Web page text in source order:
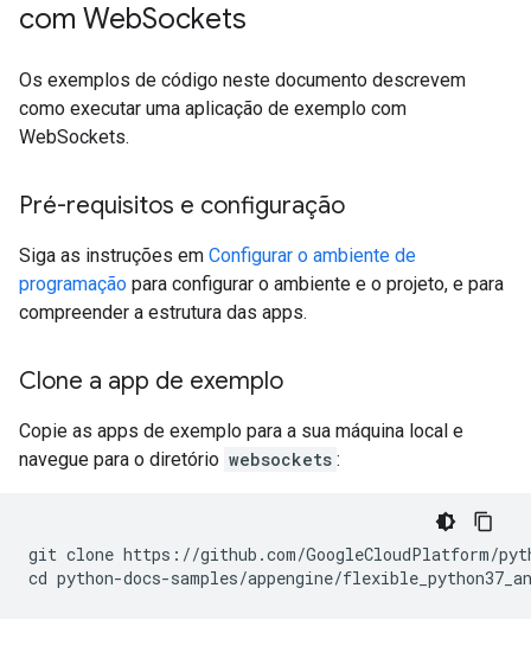
com WebSockets
Os exemplos de código neste documento descrevem
como executar uma aplicação de exemplo com
WebSockets.
Pré-requisitos e configuração
Siga as instruções em Configurar o ambiente de
programação para configurar o ambiente e o projeto, e para
compreender a estrutura das apps.
Clone a app de exemplo
Copie as apps de exemplo para a sua máquina local e
navegue para o diretório websockets :
git clone https://github.com/GoogleCloudPlatform/